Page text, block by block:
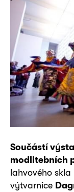
Součástí
modlitebních
lahvového
výtvarnice